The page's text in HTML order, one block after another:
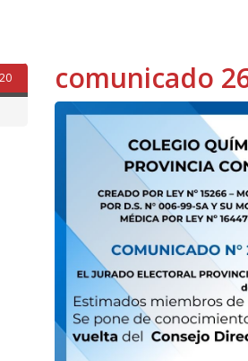
comunicado